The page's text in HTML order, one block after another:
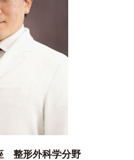
整形外科学分野